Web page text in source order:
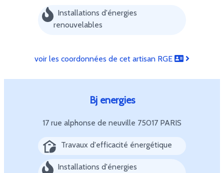
Installations d'énergies
renouvelables
voir les coordonnées de cet artisan RGE
Bj energies
17 rue alphonse de neuville 75017 PARIS
Travaux d'efficacité énergétique
Installations d'énergies